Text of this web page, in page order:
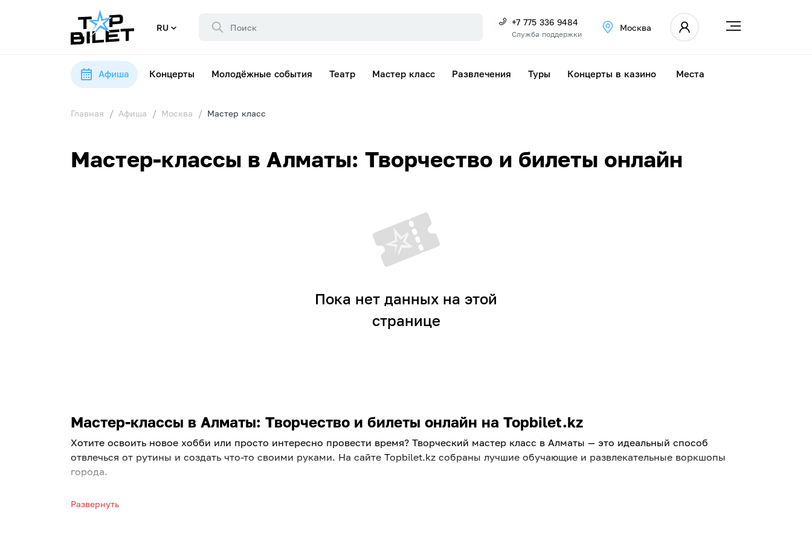
RU +7 775 336 9484
Служба поддержки
Москва
Афиша Концерты Молодёжные события Театр Мастер класс Развлечения Туры Концерты в казино Места
Главная Афиша Москва Мастер класс
Мастер-классы в Алматы: Творчество и билеты онлайн
Пока нет данных на этой
странице
Мастер-классы в Алматы: Творчество и билеты онлайн на Topbilet.kz
Хотите освоить новое хобби или просто интересно провести время? Творческий мастер класс в Алматы — это идеальный способ
отвлечься от рутины и создать что-то своими руками. На сайте Topbilet.kz собраны лучшие обучающие и развлекательные воркшопы
города.
Развернуть